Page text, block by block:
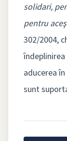
solidari,
pentru
302/2004,
aducerea
sunt